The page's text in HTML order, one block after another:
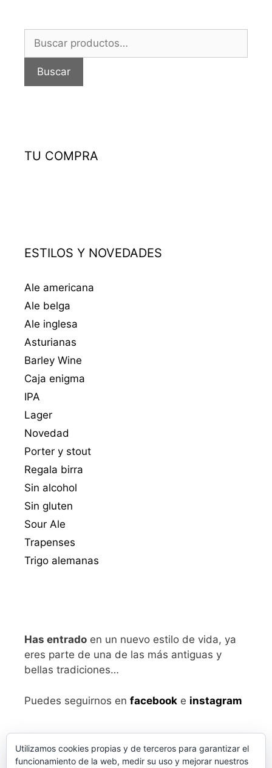
Buscar
Buscar
TU COMPRA
ESTILOS Y NOVEDADES
Ale americana
Ale belga
Ale inglesa
Asturianas
Barley Wine
Caja enigma
IPA
Lager
Novedad
Porter y stout
Regala birra
Sin alcohol
Sin gluten
Sour Ale
Trapenses
Trigo alemanas
Has entrado en un nuevo estilo de vida, ya
eres parte de una de las más antiguas y
bellas tradiciones…
Puedes seguirnos en facebook e instagram
Utilizamos cookies propias y de terceros para garantizar el
funcionamiento de la web, medir su uso y mejorar nuestros